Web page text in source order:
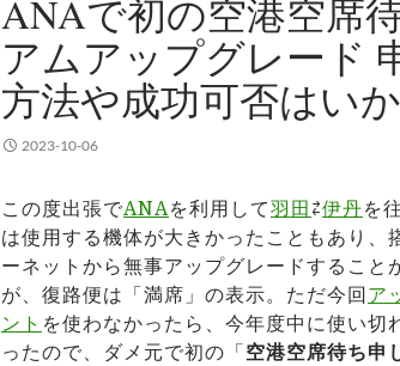
ANAで初の空港空席
アムアップグレード
方法や成功可否はい
2023-10-06
この度出張でANAを利用して羽田⇄伊丹を
は使用する機体が大きかったこともあり、
ーネットから無事アップグレードすること
が、復路便は「満席」の表示。ただ今回ア
ント を使わなかったら、今年度中に使い切
ったので、ダメ元で初の「空港空席待ち申